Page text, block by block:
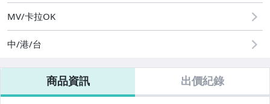
古典光碟
粵語光碟
MV/卡拉OK
中/港/台
商品資訊 出價紀錄